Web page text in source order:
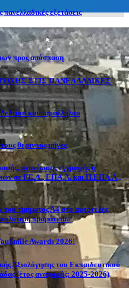
εξετάσεις
προς απόσπαση
ΣΤΙΣ ΠΑΝΕΛΛΑΔΙΚΕΣ
και παράλληλου
θερινούς μήνες
ανανέωσης εγγραφής ή
σε ΓΕ.Λ., ΕΠΑ.Λ. και Π.ΕΠΑ.Λ.,
τμήματος Α4 στο αυτοτελές
πραμάτεια»
Awards 2026!
Αξιολόγησης του Εκπαιδευτικού
(έτος αναφοράς: 2025-2026)